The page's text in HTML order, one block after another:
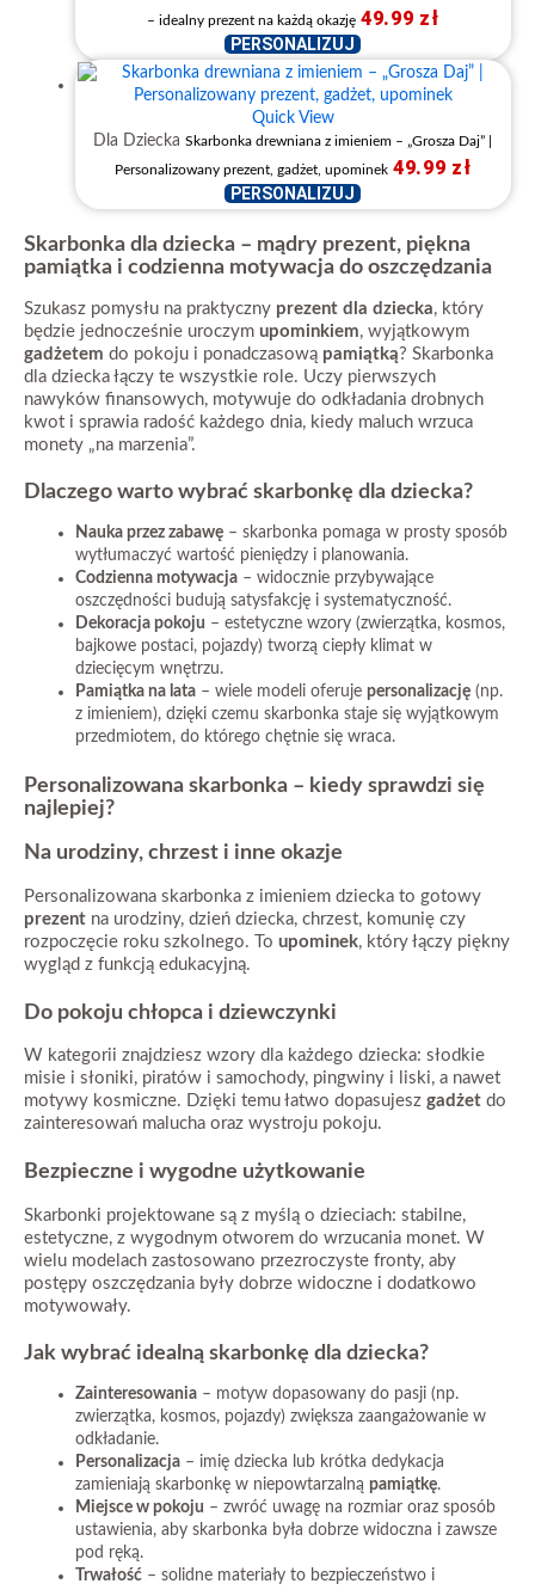
– idealny prezent na każdą okazję 49.99 zł
PERSONALIZUJ
Quick View
Dla DzieckaSkarbonka drewniana z imieniem – „Grosza Daj” |
Personalizowany prezent, gadżet, upominek 49.99 zł
PERSONALIZUJ
Skarbonka dla dziecka – mądry prezent, piękna
pamiątka i codzienna motywacja do oszczędzania
Szukasz pomysłu na praktyczny prezent dla dziecka, który
będzie jednocześnie uroczym upominkiem, wyjątkowym
gadżetem do pokoju i ponadczasową pamiątką? Skarbonka
dla dziecka łączy te wszystkie role. Uczy pierwszych
nawyków finansowych, motywuje do odkładania drobnych
kwot i sprawia radość każdego dnia, kiedy maluch wrzuca
monety „na marzenia”.
Dlaczego warto wybrać skarbonkę dla dziecka?
Nauka przez zabawę– skarbonka pomaga w prosty sposób
wytłumaczyć wartość pieniędzy i planowania.
Codzienna motywacja– widocznie przybywające
oszczędności budują satysfakcję i systematyczność.
Dekoracja pokoju – estetyczne wzory (zwierzątka, kosmos,
bajkowe postaci, pojazdy) tworzą ciepły klimat w
dziecięcym wnętrzu.
Pamiątka na lata– wiele modeli oferuje personalizację(np.
z imieniem), dzięki czemu skarbonka staje się wyjątkowym
przedmiotem, do którego chętnie się wraca.
Personalizowana skarbonka – kiedy sprawdzi się
najlepiej?
Na urodziny, chrzest i inne okazje
Personalizowana skarbonka z imieniem dziecka to gotowy
prezent na urodziny, dzień dziecka, chrzest, komunię czy
rozpoczęcie roku szkolnego. To upominek, który łączy piękny
wygląd z funkcją edukacyjną.
Do pokoju chłopca i dziewczynki
W kategorii znajdziesz wzory dla każdego dziecka: słodkie
misie i słoniki, piratów i samochody, pingwiny i liski, a nawet
motywy kosmiczne. Dzięki temu łatwo dopasujesz gadżet do
zainteresowań malucha oraz wystroju pokoju.
Bezpieczne i wygodne użytkowanie
Skarbonki projektowane są z myślą o dzieciach: stabilne,
estetyczne, z wygodnym otworem do wrzucania monet. W
wielu modelach zastosowano przezroczyste fronty, aby
postępy oszczędzania były dobrze widoczne i dodatkowo
motywowały.
Jak wybrać idealną skarbonkę dla dziecka?
Zainteresowania– motyw dopasowany do pasji (np.
zwierzątka, kosmos, pojazdy) zwiększa zaangażowanie w
odkładanie.
Personalizacja– imię dziecka lub krótka dedykacja
zamieniają skarbonkę w niepowtarzalną pamiątkę.
Miejsce w pokoju – zwróć uwagę na rozmiar oraz sposób
ustawienia, aby skarbonka była dobrze widoczna i zawsze
pod ręką.
Trwałość– solidne materiały to bezpieczeństwo i